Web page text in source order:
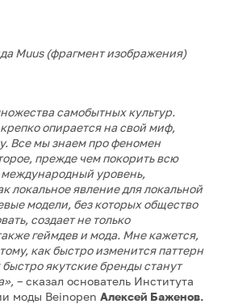
Muus (фрагмент изображения)
самобытных культур.
опирается на свой миф,
Все мы знаем про феномен
прежде чем покорить всю
уровень,
локальное явление для локальной
модели, без которых общество
создает не только
геймдев и мода. Мне кажется,
как быстро изменится паттерн
якутские бренды станут
– сказал основатель Института
моды Beinopen Алексей Баженов.